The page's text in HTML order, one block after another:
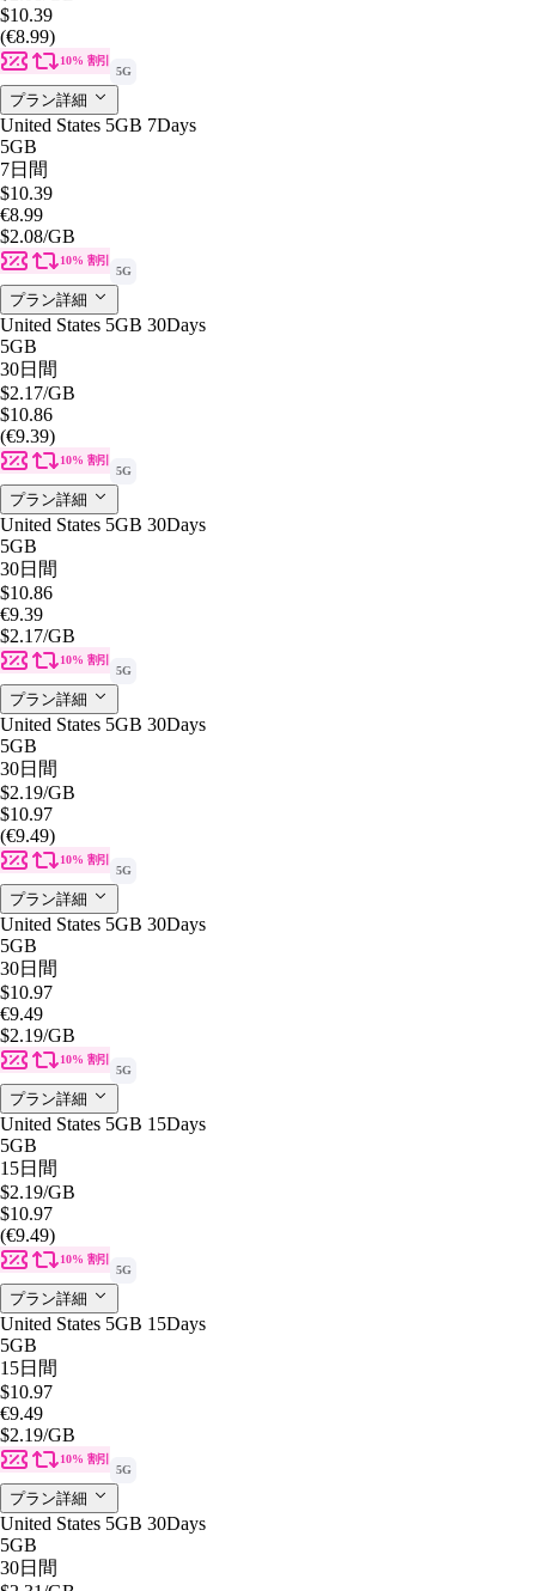
$10.39
(€8.99)
10% 割引
5G
プラン詳細
United States 5GB 7Days
5GB
7日間
$10.39
€8.99
$2.08/GB
10% 割引
5G
プラン詳細
United States 5GB 30Days
5GB
30日間
$2.17/GB
$10.86
(€9.39)
10% 割引
5G
プラン詳細
United States 5GB 30Days
5GB
30日間
$10.86
€9.39
$2.17/GB
10% 割引
5G
プラン詳細
United States 5GB 30Days
5GB
30日間
$2.19/GB
$10.97
(€9.49)
10% 割引
5G
プラン詳細
United States 5GB 30Days
5GB
30日間
$10.97
€9.49
$2.19/GB
10% 割引
5G
プラン詳細
United States 5GB 15Days
5GB
15日間
$2.19/GB
$10.97
(€9.49)
10% 割引
5G
プラン詳細
United States 5GB 15Days
5GB
15日間
$10.97
€9.49
$2.19/GB
10% 割引
5G
プラン詳細
United States 5GB 30Days
5GB
30日間